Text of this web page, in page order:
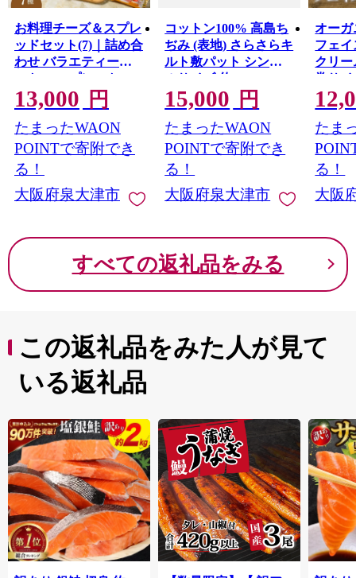
高いものづくりを行っています。
泉大津市では、ライフステージに合わせたきめ細かいサ
ポートを行っており、安心して出産・子育てできる環境
が整っています。
これからも幅広い年代の人が住みたい、住み続けたいと
思えるまちをめざして、さまざまな取り組みを行ってい
きます。
お料理チーズ＆スプレ
ッドセット(7)｜詰め合
わせ バラエティーセ
ット ススプレット ス
ライスチーズ ガーリ
ック バター マリンフ
ード ※離島への配送
不可
13,000 円
たまったWAON
POINTで寄附でき
る！
大阪府泉大津市
コットン100% 高島ち
ぢみ (表地) さらさらキ
ルト敷パット シング
ルサイズ(約
100×205cm) FNP006
[4600]
15,000 円
たまったWAON
POINTで寄附でき
る！
大阪府泉大津市
オーガ
フェイ
クリー
常サ
タオ
コット
ざわ
風呂
かわ
気 普
津
たま
る！
大阪
すべての返礼品をみる
この返礼品をみた人が見て
いる返礼品